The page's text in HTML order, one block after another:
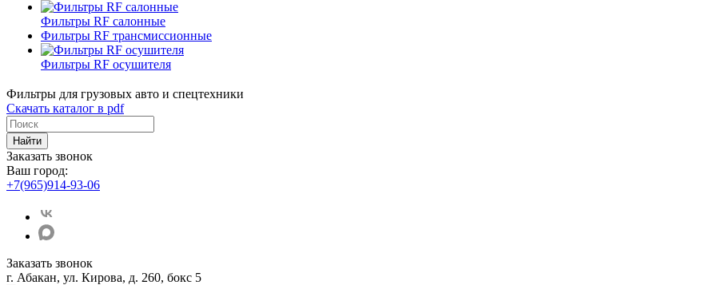
Фильтры RF салонные
Фильтры RF трансмиссионные
Фильтры RF осушителя
Фильтры для грузовых авто и спецтехники
Скачать каталог в pdf
Найти
Заказать звонок
Ваш город:
+7(965)914-93-06
Заказать звонок
г. Абакан, ул. Кирова, д. 260, бокс 5